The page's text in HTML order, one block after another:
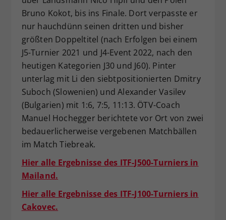
Bruno Kokot, bis ins Finale. Dort verpasste er
nur hauchdünn seinen dritten und bisher
größten Doppeltitel (nach Erfolgen bei einem
J5-Turnier 2021 und J4-Event 2022, nach den
heutigen Kategorien J30 und J60). Pinter
unterlag mit Li den siebtpositionierten Dmitry
Suboch (Slowenien) und Alexander Vasilev
(Bulgarien) mit 1:6, 7:5, 11:13. ÖTV-Coach
Manuel Hochegger berichtete vor Ort von zwei
bedauerlicherweise vergebenen Matchbällen
im Match Tiebreak.
Hier alle Ergebnisse des ITF-J500-Turniers in
Mailand.
Hier alle Ergebnisse des ITF-J100-Turniers in
Cakovec.